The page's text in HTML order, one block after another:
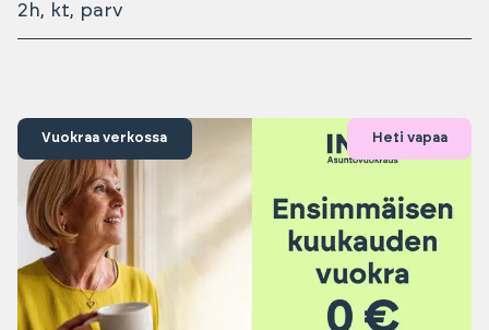
2h, kt, parv
Vuokraa verkossa Heti vapaa